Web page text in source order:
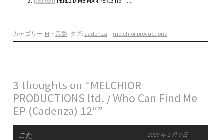
カテゴリー: M ・ 音盤 タグ: cadenza ・ melchior productions
3 thoughts on “MELCHIOR
PRODUCTIONS ltd. / Who Can Find Me
EP (Cadenza) 12″”
こた 2009 年 2 月 9 日